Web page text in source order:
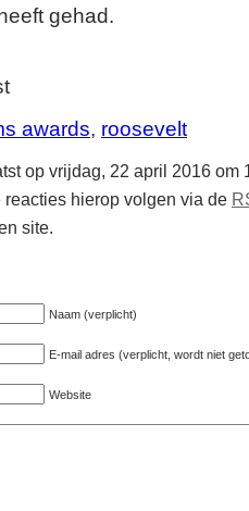
gehad.
awards, roosevelt
op vrijdag, 22 april 2016 om
reacties hierop volgen via de
site.
Naam (verplicht)
E-mail adres (verplicht, wordt niet
Website